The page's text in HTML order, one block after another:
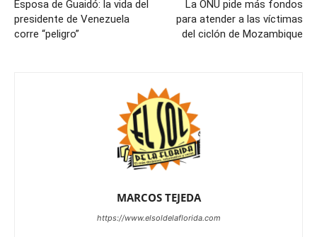
Esposa de Guaidó: la vida del
presidente de Venezuela
corre “peligro”
La ONU pide más fondos
para atender a las víctimas
del ciclón de Mozambique
MARCOS TEJEDA
https://www.elsoldelaflorida.com